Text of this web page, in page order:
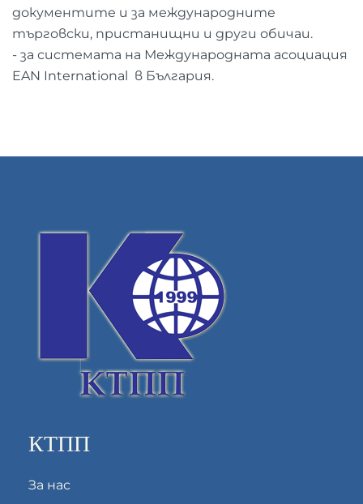
документите и за международните
търговски, пристанищни и други обичаи.
- за системата на Международната асоциация
EAN International в България.
КТПП
За нас